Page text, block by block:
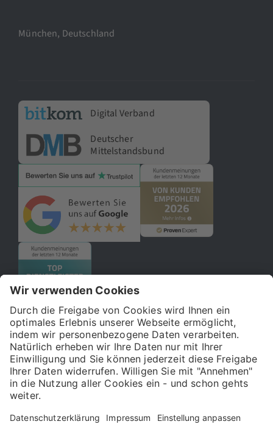
München, Deutschland
Digital Verband
Deutscher
Mittelstandsbund
© 2026 121WATT GmbH
Über uns
Allgemeine Geschäftsbedingungen